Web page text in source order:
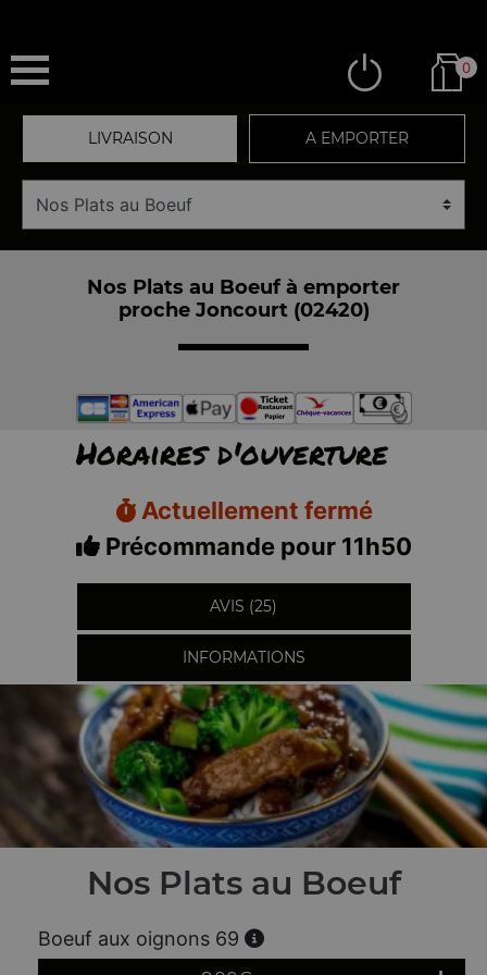
0
LIVRAISON A EMPORTER
Nos Plats au Boeuf à emporter
proche Joncourt (02420)
Horaires d'ouverture
Actuellement fermé
Précommande pour 11h50
AVIS (25)
INFORMATIONS
Nos Plats au Boeuf
Boeuf aux oignons 69